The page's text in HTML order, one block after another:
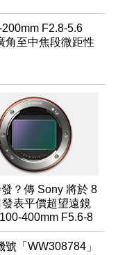
F2.8-5.6
角至中焦段微距性
？傳 Sony 將於 8
發表平價超望遠鏡
400mm F5.6-8
「WW308784」